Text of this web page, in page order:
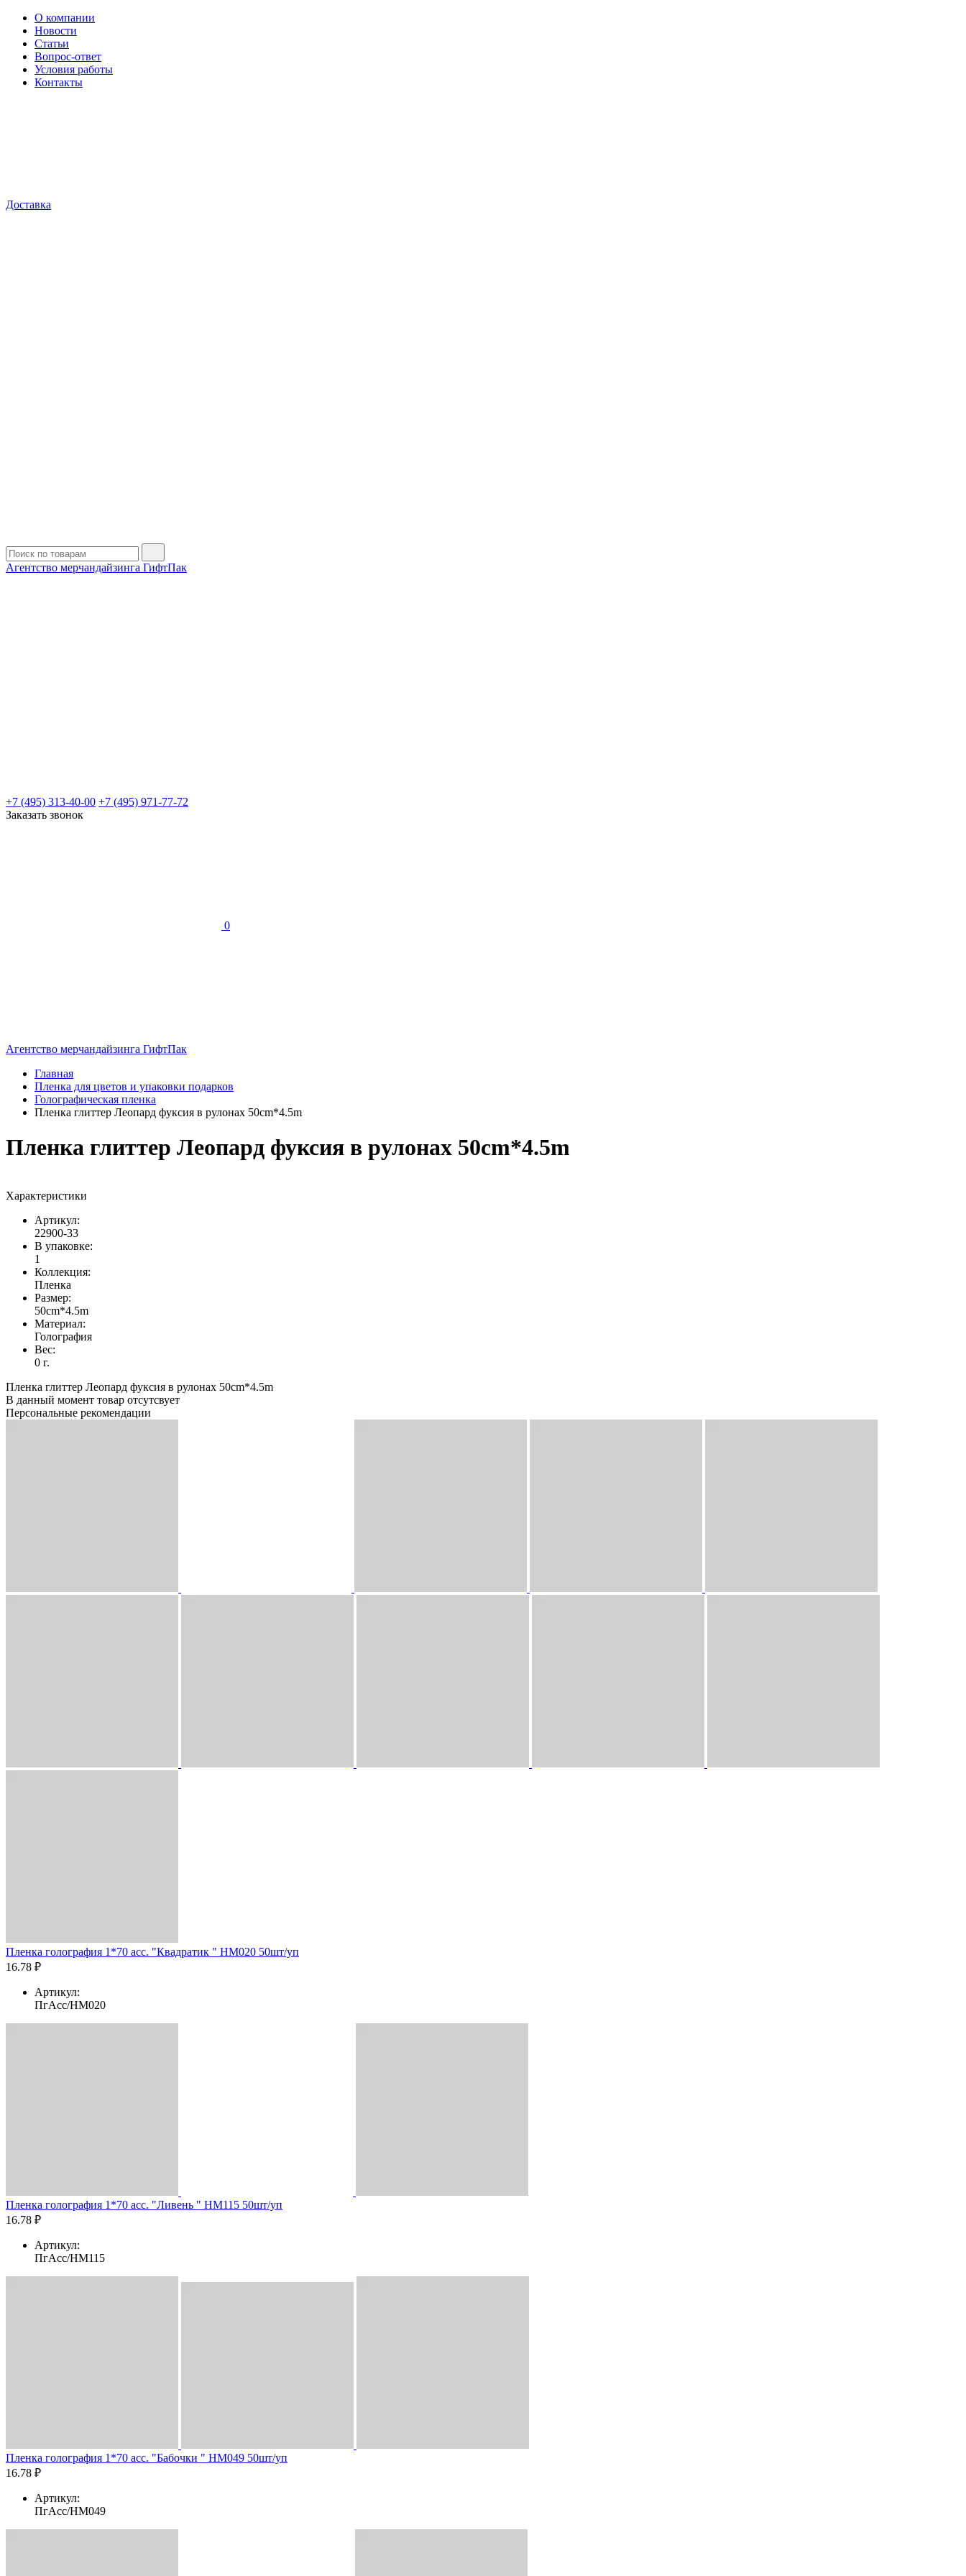
О компании
Новости
Статьи
Вопрос-ответ
Условия работы
Контакты
Доставка
Агентство мерчандайзинга ГифтПак
+7 (495) 313-40-00 +7 (495) 971-77-72
Заказать звонок
0
Агентство мерчандайзинга ГифтПак
Главная
Пленка для цветов и упаковки подарков
Голографическая пленка
Пленка глиттер Леопард фуксия в рулонах 50cm*4.5m
Пленка глиттер Леопард фуксия в рулонах 50cm*4.5m
Характеристики
Артикул:
22900-33
В упаковке:
1
Коллекция:
Пленка
Размер:
50cm*4.5m
Материал:
Голография
Вес:
0 г.
Пленка глиттер Леопард фуксия в рулонах 50cm*4.5m
В данный момент товар отсутсвует
Персональные рекомендации
Пленка голография 1*70 асс. "Квадратик " HM020 50шт/уп
16.78 ₽
Артикул:
ПгАсс/HM020
Пленка голография 1*70 асс. "Ливень " HM115 50шт/уп
16.78 ₽
Артикул:
ПгАсс/HM115
Пленка голография 1*70 асс. "Бабочки " HM049 50шт/уп
16.78 ₽
Артикул:
ПгАсс/HM049